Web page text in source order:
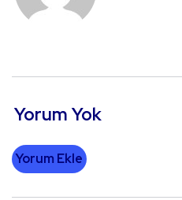
Yorum Yok
Yorum Ekle